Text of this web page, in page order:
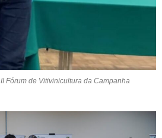
Fórum de Vitivinicultura da Campanha